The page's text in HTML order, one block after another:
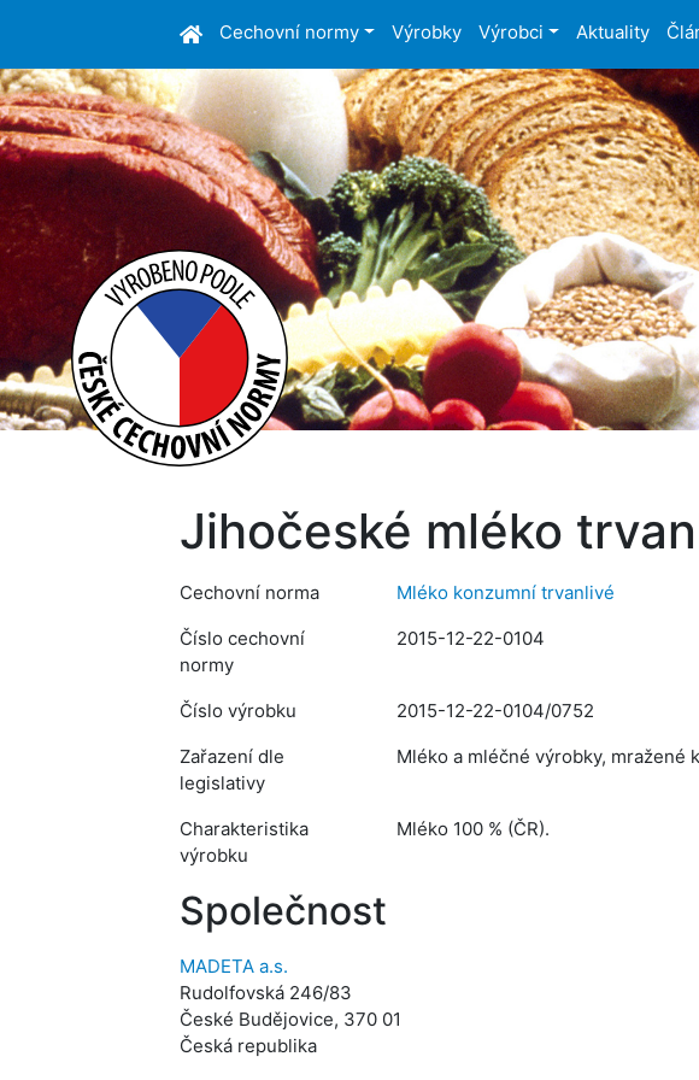
Cechovní normy Výrobky Výrobci Aktuality
Jihočeské mléko
Cechovní norma
Mléko konzumní trvanlivé
Číslo cechovní
normy
2015-12-22-0104
Číslo výrobku
2015-12-22-0104/0752
Zařazení dle
legislativy
Mléko a mléčné výrobky,
Charakteristika
výrobku
Mléko 100 % (ČR).
Společnost
MADETA a.s.
Rudolfovská 246/83
České Budějovice, 370 01
Česká republika